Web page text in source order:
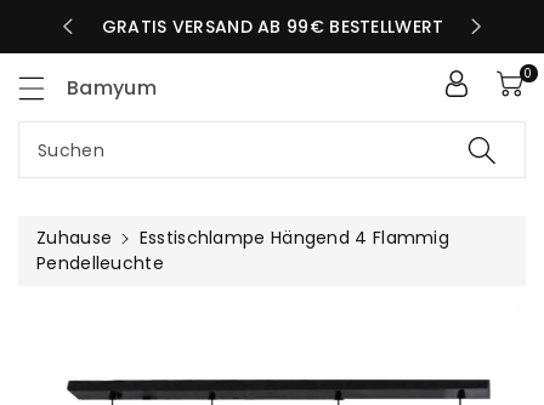
TAG GRATIS VERSAND AB 99€ BESTELLWERT
Bamyum
Suchen
0
Zuhause
Esstischlampe Hängend 4 Flammig
Pendelleuchte